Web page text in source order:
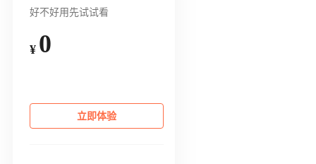
好不好用先试试看
¥ 0
立即体验